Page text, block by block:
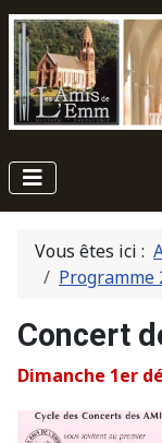
Vous êtes ici :
Programme
Concert
Dimanche 1er